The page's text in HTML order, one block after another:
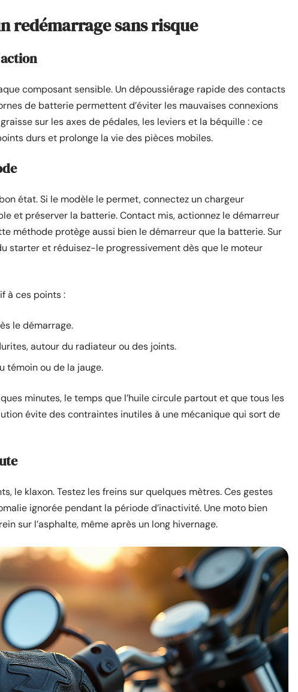
redémarrage sans risque
composant sensible. Un dépoussiérage rapide des contacts
de batterie permettent d’éviter les mauvaises connexions
sur les axes de pédales, les leviers et la béquille : ce
durs et prolonge la vie des pièces mobiles.
état. Si le modèle le permet, connectez un chargeur
et préserver la batterie. Contact mis, actionnez le démarreur
méthode protège aussi bien le démarreur que la batterie. Sur
starter et réduisez-le progressivement dès que le moteur
à ces points :
le démarrage.
autour du radiateur ou des joints.
témoin ou de la jauge.
minutes, le temps que l’huile circule partout et que tous les
évite des contraintes inutiles à une mécanique qui sort de
le klaxon. Testez les freins sur quelques mètres. Ces gestes
ignorée pendant la période d’inactivité. Une moto bien
sur l’asphalte, même après un long hivernage.